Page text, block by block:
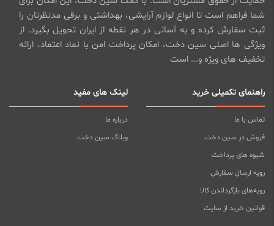
شما فراهم است تا انواع لوازم آرایشی، بهداشتی و برقی مدنظرتان را
ثبت سفارش کرده و به آسانی در هر نقطه از ایران تحویل بگیرد. از
ویژگی ها اصلی سین دخت، امکان پرداخت امن با نماد اعتماد، ارائه
تخفیف های ویژه و... است
راهنمای تکمیلی خرید
تماس با ما
فروش در سین دخت
شیوه های پرداخت
رویه ارسال سفارش
رویه‌های بازگرداندن کالا
قوانین خرید از سایت
لینک های مفید
درباره ما
وبلاگ سین دخت